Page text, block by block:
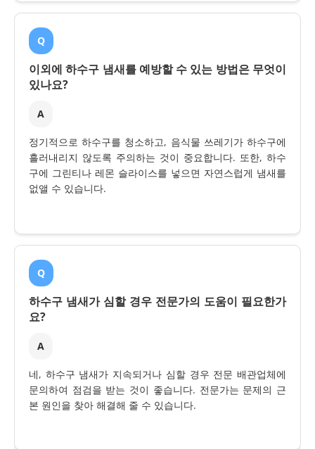
Q
이외에 하수구 냄새를 예방할 수 있는 방법은 무엇이
있나요?
A
정기적으로 하수구를 청소하고, 음식물 쓰레기가 하수구에
흘러내리지 않도록 주의하는 것이 중요합니다. 또한, 하수
구에 그린티나 레몬 슬라이스를 넣으면 자연스럽게 냄새를
없앨 수 있습니다.
Q
하수구 냄새가 심할 경우 전문가의 도움이 필요한가
요?
A
네, 하수구 냄새가 지속되거나 심할 경우 전문 배관업체에
문의하여 점검을 받는 것이 좋습니다. 전문가는 문제의 근
본 원인을 찾아 해결해 줄 수 있습니다.